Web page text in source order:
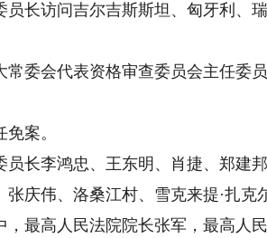
访问吉尔吉斯斯坦、匈牙利、
会代表资格审查委员会主任委
案。
李鸿忠、王东明、肖捷、郑建邦
庆伟、洛桑江村、雪克来提·扎克
高人民法院院长张军，最高人